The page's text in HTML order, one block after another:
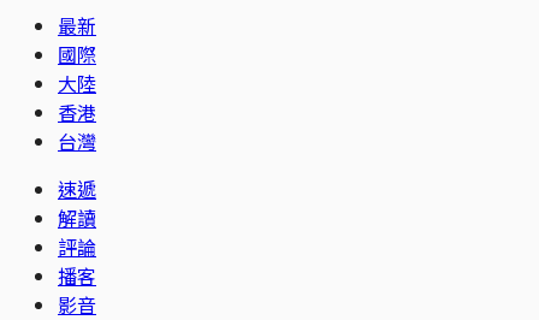
最新
國際
大陸
香港
台灣
速遞
解讀
評論
播客
影音